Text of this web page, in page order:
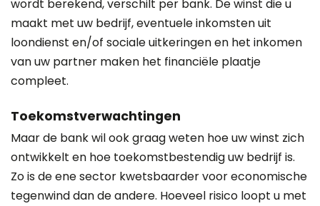
wordt berekend, verschilt per bank. De winst die u
maakt met uw bedrijf, eventuele inkomsten uit
loondienst en/of sociale uitkeringen en het inkomen
van uw partner maken het financiële plaatje
compleet.
Toekomstverwachtingen
Maar de bank wil ook graag weten hoe uw winst zich
ontwikkelt en hoe toekomstbestendig uw bedrijf is.
Zo is de ene sector kwetsbaarder voor economische
tegenwind dan de andere. Hoeveel risico loopt u met